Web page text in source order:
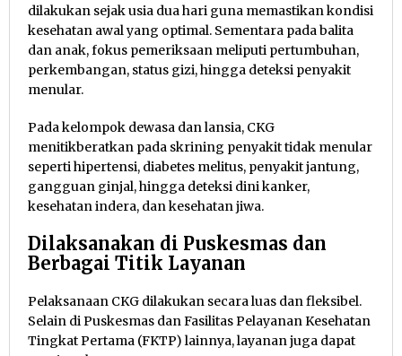
dilakukan sejak usia dua hari guna memastikan kondisi
kesehatan awal yang optimal. Sementara pada balita
dan anak, fokus pemeriksaan meliputi pertumbuhan,
perkembangan, status gizi, hingga deteksi penyakit
menular.
Pada kelompok dewasa dan lansia, CKG
menitikberatkan pada skrining penyakit tidak menular
seperti hipertensi, diabetes melitus, penyakit jantung,
gangguan ginjal, hingga deteksi dini kanker,
kesehatan indera, dan kesehatan jiwa.
Dilaksanakan di Puskesmas dan
Berbagai Titik Layanan
Pelaksanaan CKG dilakukan secara luas dan fleksibel.
Selain di Puskesmas dan Fasilitas Pelayanan Kesehatan
Tingkat Pertama (FKTP) lainnya, layanan juga dapat